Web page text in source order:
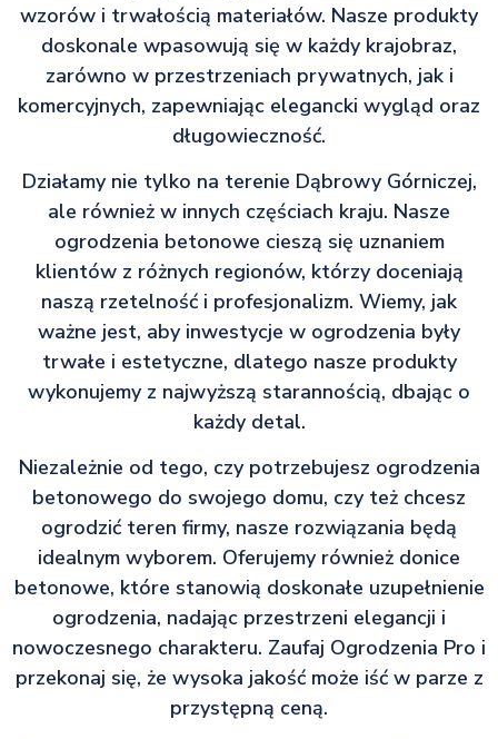
wzorów i trwałością materiałów. Nasze produkty
doskonale wpasowują się w każdy krajobraz,
zarówno w przestrzeniach prywatnych, jak i
komercyjnych, zapewniając elegancki wygląd oraz
długowieczność.
Działamy nie tylko na terenie Dąbrowy Górniczej,
ale również w innych częściach kraju. Nasze
ogrodzenia betonowe cieszą się uznaniem
klientów z różnych regionów, którzy doceniają
naszą rzetelność i profesjonalizm. Wiemy, jak
ważne jest, aby inwestycje w ogrodzenia były
trwałe i estetyczne, dlatego nasze produkty
wykonujemy z najwyższą starannością, dbając o
każdy detal.
Niezależnie od tego, czy potrzebujesz ogrodzenia
betonowego do swojego domu, czy też chcesz
ogrodzić teren firmy, nasze rozwiązania będą
idealnym wyborem. Oferujemy również donice
betonowe, które stanowią doskonałe uzupełnienie
ogrodzenia, nadając przestrzeni elegancji i
nowoczesnego charakteru. Zaufaj Ogrodzenia Pro i
przekonaj się, że wysoka jakość może iść w parze z
przystępną ceną.